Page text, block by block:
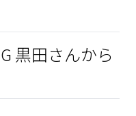
黒田さんから